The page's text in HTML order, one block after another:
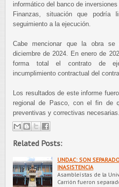
informático del banco de
Finanzas, situación que podría
seguimiento a la ejecución.
Cabe mencionar que la obra se
diciembre de 2024. En enero de
forma total el contrato de
incumplimiento contractual del
Los resultados de este informe
regional de Pasco, con el fin de
preventivas y correctivas necesarias.
Related Posts:
UNDAC: SON
INASISTENCIA
Asambleístas de la
Carrión fueron